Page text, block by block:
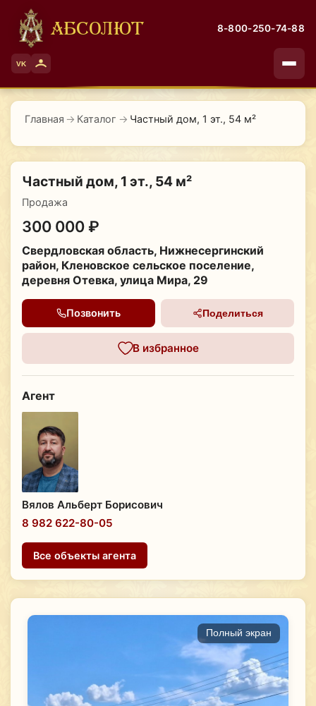
АБСОЛЮТ 8-800-250-74-88
VK
Главная → Каталог → Частный дом, 1 эт., 54 м²
Полный экран
Частный дом, 1 эт., 54 м²
Продажа
300 000 ₽
Свердловская область, Нижнесергинский
район, Кленовское сельское поселение,
деревня Отевка, улица Мира, 29
Позвонить Поделиться
В избранное
Агент
Вялов Альберт Борисович
8 982 622-80-05
Все объекты агента